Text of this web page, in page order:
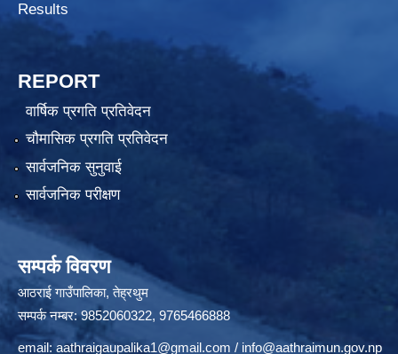
Results
REPORT
वार्षिक प्रगति प्रतिवेदन
चौमासिक प्रगति प्रतिवेदन
सार्वजनिक सुनुवाई
सार्वजनिक परीक्षण
सम्पर्क विवरण
आठराई गाउँपालिका, तेह्रथुम
सम्पर्क नम्बर: 9852060322, 9765466888
email: aathraigaupalika1@gmail.com / info@aathraimun.gov.np